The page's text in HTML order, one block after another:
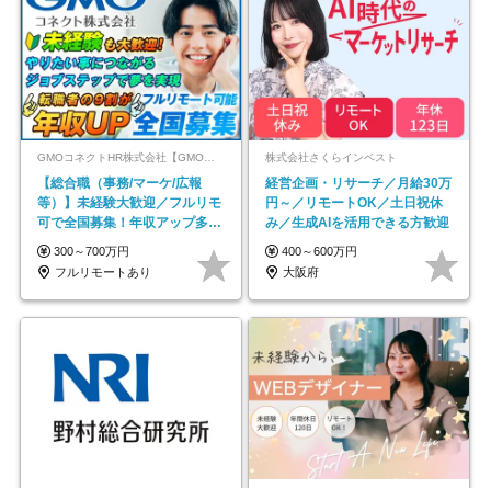
GMOコネクトHR株式会社【GMOインターネットグループ】
【総合職（事務/マーケ/広報
等）】未経験大歓迎／フルリモ
可で全国募集！年収アップ多数
★年休最大130日★
300～700万円
フルリモートあり
株式会社さくらインベスト
経営企画・リサーチ／月給30万
円～／リモートOK／土日祝休
み／生成AIを活用できる方歓迎
400～600万円
大阪府